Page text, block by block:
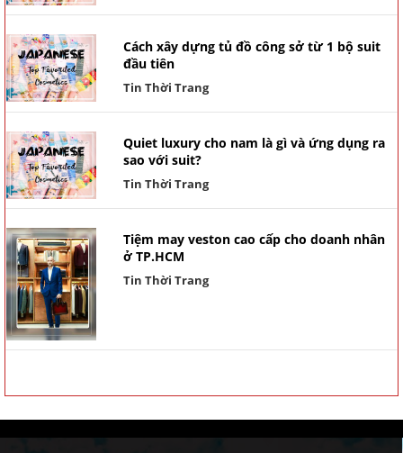
Cách xây dựng tủ đồ công sở từ 1 bộ suit
đầu tiên
Tin Thời Trang
Quiet luxury cho nam là gì và ứng dụng ra
sao với suit?
Tin Thời Trang
Tiệm may veston cao cấp cho doanh nhân
ở TP.HCM
Tin Thời Trang